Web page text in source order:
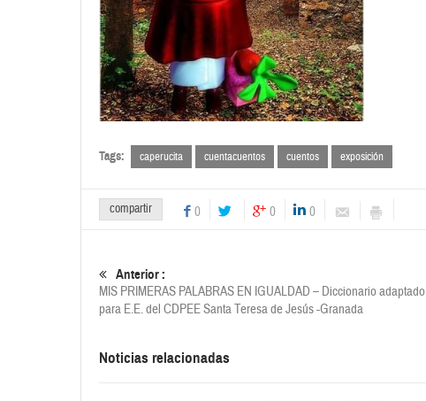
Tags: caperucita cuentacuentos cuentos exposición
compartir 0 0 0
Anterior :
MIS PRIMERAS PALABRAS EN IGUALDAD – Diccionario adaptado
para E.E. del CDPEE Santa Teresa de Jesús -Granada
Noticias relacionadas